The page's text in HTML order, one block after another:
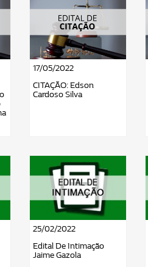
17/05/2022
CITAÇÃO: Edson
Cardoso Silva
25/02/2022
Edital De Intimação
Jaime Gazola